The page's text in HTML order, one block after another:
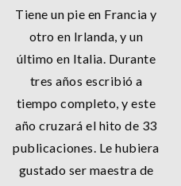
Tiene un pie en Francia y
otro en Irlanda, y un
último en Italia. Durante
tres años escribió a
tiempo completo, y este
año cruzará el hito de 33
publicaciones. Le hubiera
gustado ser maestra de